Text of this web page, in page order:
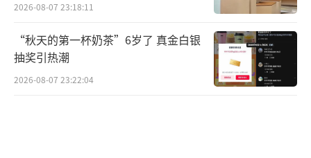
2026-08-07 23:18:11
“秋天的第一杯奶茶”6岁了 真金白银
抽奖引热潮
2026-08-07 23:22:04